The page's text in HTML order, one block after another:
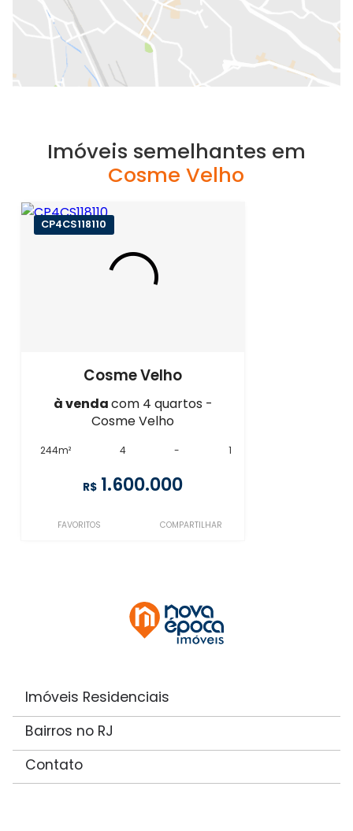
Imóveis semelhantes em
Cosme Velho
CP4CS118110
Cosme Velho
à vendacom 4 quartos -
Cosme Velho
244m² 4 - 1
R$ 1.600.000
FAVORITOS COMPARTILHAR
Imóveis Residenciais
Bairros no RJ
Contato